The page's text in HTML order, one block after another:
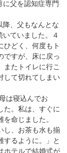
に父を認知症専門
、父もなんとな
ていました。４
ひどく、何度もト
ですが、床に戻っ
たトイレに行こ
して切れてしまい
は寝込んでお
た。私は、すぐに
命じました。
し、お茶も水も揃
するように。」と
ホテルで結婚式が